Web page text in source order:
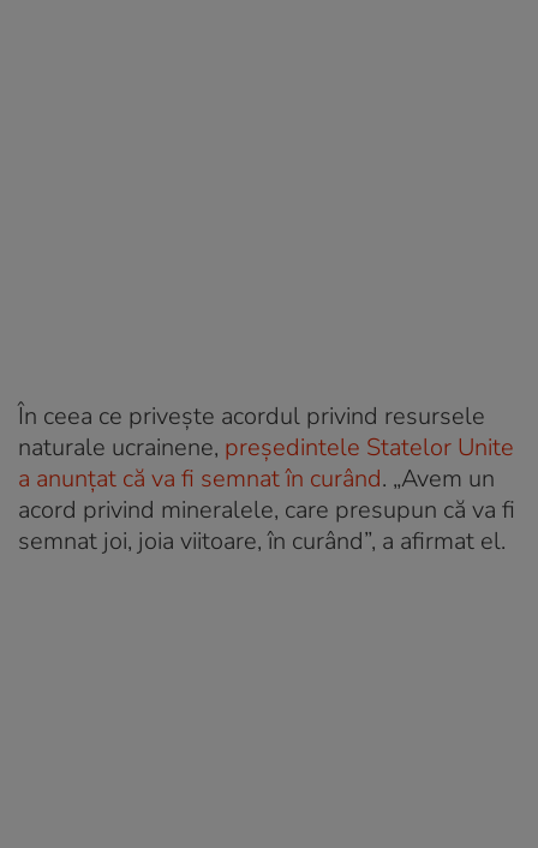
În ceea ce privește acordul privind resursele
naturale ucrainene, președintele Statelor Unite
a anunțat că va fi semnat în curând. „Avem un
acord privind mineralele, care presupun că va fi
semnat joi, joia viitoare, în curând”, a afirmat el.